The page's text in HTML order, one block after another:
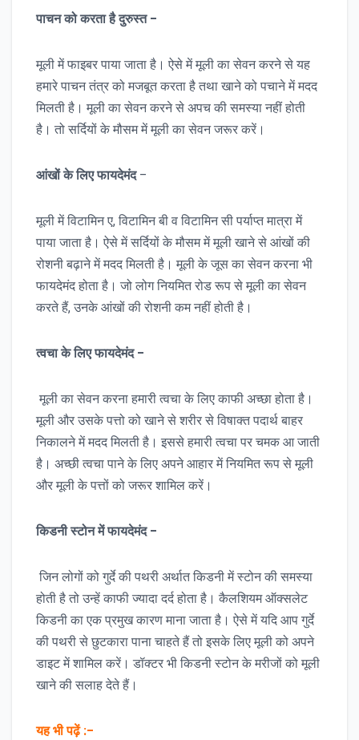
पाचन को करता है दुरुस्त–
मूली में फाइबर पाया जाता है। ऐसे में मूली का सेवन करने से यह
हमारे पाचन तंत्र को मजबूत करता है तथा खाने को पचाने में मदद
मिलती है। मूली का सेवन करने से अपच की समस्या नहीं होती
है। तो सर्दियों के मौसम में मूली का सेवन जरूर करें।
आंखों के लिए फायदेमंद–
मूली में विटामिन ए, विटामिन बी व विटामिन सी पर्याप्त मात्रा में
पाया जाता है। ऐसे में सर्दियों के मौसम में मूली खाने से आंखों की
रोशनी बढ़ाने में मदद मिलती है। मूली के जूस का सेवन करना भी
फायदेमंद होता है। जो लोग नियमित रोड रूप से मूली का सेवन
करते हैं, उनके आंखों की रोशनी कम नहीं होती है।
त्वचा के लिए फायदेमंद–
मूली का सेवन करना हमारी त्वचा के लिए काफी अच्छा होता है।
मूली और उसके पत्तो को खाने से शरीर से विषाक्त पदार्थ बाहर
निकालने में मदद मिलती है। इससे हमारी त्वचा पर चमक आ जाती
है। अच्छी त्वचा पाने के लिए अपने आहार में नियमित रूप से मूली
और मूली के पत्तों को जरूर शामिल करें।
किडनी स्टोन में फायदेमंद–
जिन लोगों को गुर्दे की पथरी अर्थात किडनी में स्टोन की समस्या
होती है तो उन्हें काफी ज्यादा दर्द होता है। कैलशियम ऑक्सलेट
किडनी का एक प्रमुख कारण माना जाता है। ऐसे में यदि आप गुर्दे
की पथरी से छुटकारा पाना चाहते हैं तो इसके लिए मूली को अपने
डाइट में शामिल करें। डॉक्टर भी किडनी स्टोन के मरीजों को मूली
खाने की सलाह देते हैं।
यह भी पढ़ें :–